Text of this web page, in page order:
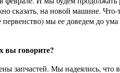
сказать, на новой машине.
мы ее доведем до
вы говорите?
запчастей. Мы надеялись, что